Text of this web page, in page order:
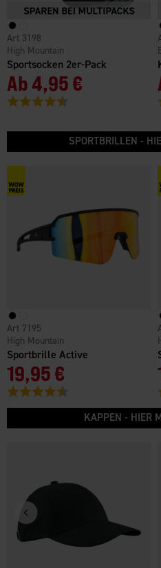
Sportsocken 2er-Pack
High Mountain
3198
Ab4,95 €
Bewertung:
SPORTBRILLEN -
Sportbrille Active
High Mountain
7195
19,95 €
Bewertung:
KAPPEN - HIER